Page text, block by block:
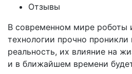
Отзывы
В современном мире роботы
технологии прочно проникли
реальность, их влияние на
и в ближайшем времени